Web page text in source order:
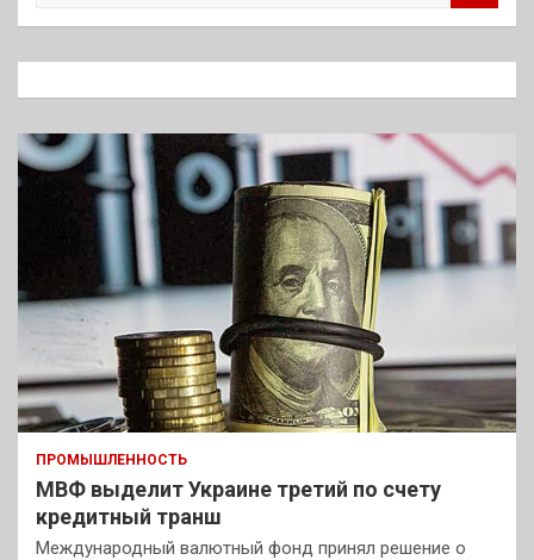
к
ПРОМЫШЛЕННОСТЬ
МВФ выделит Украине третий по счету
кредитный транш
Международный валютный фонд принял решение о